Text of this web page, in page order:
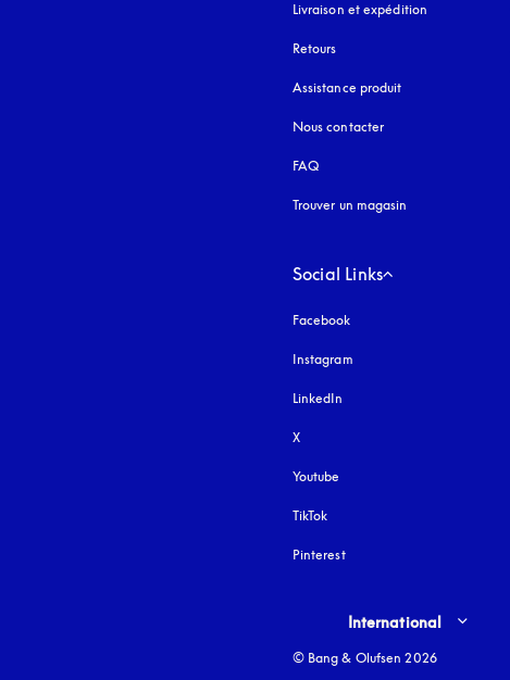
Livraison et expédition
Retours
Assistance produit
Nous contacter
FAQ
Trouver un magasin
Social Links
Facebook
Instagram
LinkedIn
X
Youtube
TikTok
Pinterest
Select country and language
International
© Bang & Olufsen 2026